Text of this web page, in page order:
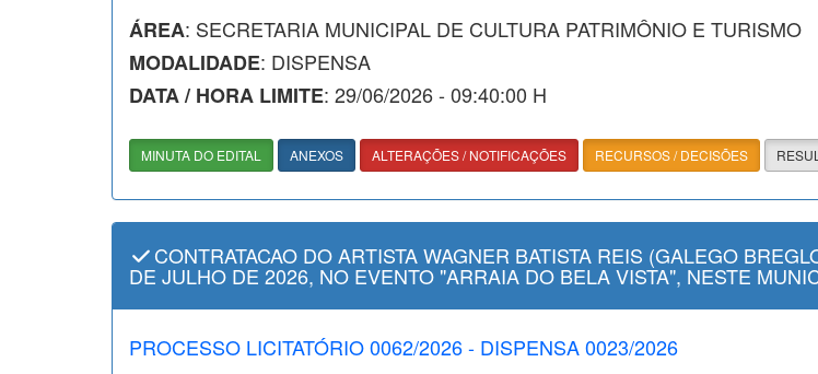
ÁREA: SECRETARIA MUNICIPAL DE CULTURA PATRIMÔNIO E TURISMO
MODALIDADE: DISPENSA
DATA / HORA LIMITE: 29/06/2026 - 09:40:00 H
MINUTA DO EDITAL ANEXOS ALTERAÇÕES / NOTIFICAÇÕES RECURSOS / DECISÕES
CONTRATACAO DO ARTISTA WAGNER BATISTA REIS (GALEGO
DE JULHO DE 2026, NO EVENTO "ARRAIA DO BELA VISTA", NESTE
PROCESSO LICITATÓRIO 0062/2026 - DISPENSA 0023/2026